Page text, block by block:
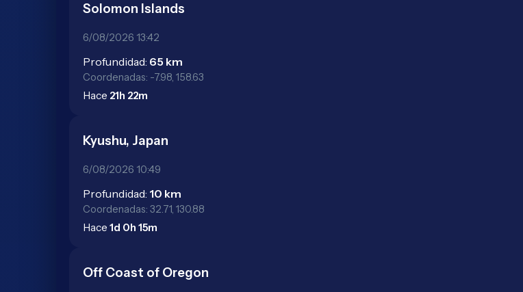
Solomon Islands
6/08/2026 13:42
Profundidad: 65 km
Coordenadas: -7.98, 158.63
Hace 21h 22m
Kyushu, Japan
6/08/2026 10:49
Profundidad: 10 km
Coordenadas: 32.71, 130.88
Hace1d 0h 15m
Off Coast of Oregon